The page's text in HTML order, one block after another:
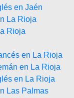
en Jaén
La Rioja
Rioja
en La Rioja
en La Rioja
en La Rioja
Las Palmas